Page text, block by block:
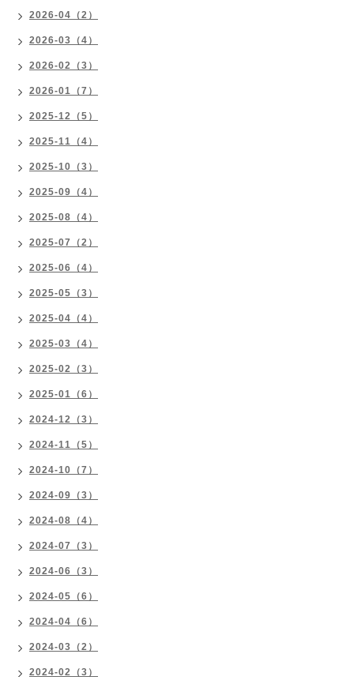
2026-04（2）
2026-03（4）
2026-02（3）
2026-01（7）
2025-12（5）
2025-11（4）
2025-10（3）
2025-09（4）
2025-08（4）
2025-07（2）
2025-06（4）
2025-05（3）
2025-04（4）
2025-03（4）
2025-02（3）
2025-01（6）
2024-12（3）
2024-11（5）
2024-10（7）
2024-09（3）
2024-08（4）
2024-07（3）
2024-06（3）
2024-05（6）
2024-04（6）
2024-03（2）
2024-02（3）